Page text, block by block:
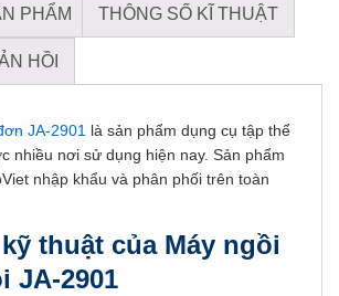
PHẨM THÔNG SỐ KĨ THUẬT
HỒI
JA-2901 là sản phẩm dụng cụ tập thể
nhiều nơi sử dụng hiện nay. Sản phẩm
nhập khẩu và phân phối trên toàn
thuật của Máy ngồi
JA-2901